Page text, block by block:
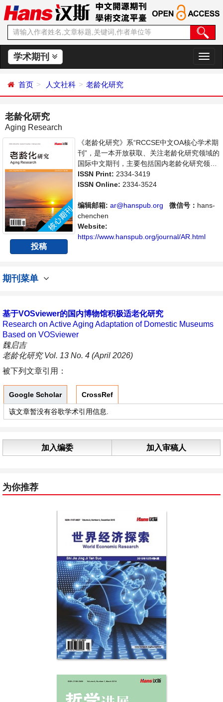
学术期刊
切
换
首页 人文社科 老龄化研究
老龄化研究
Aging Research
投稿
《老龄化研究》系“RCCSE中文OA核心学术期
刊”，是一本开放获取、关注老龄化研究领域的
国际中文期刊，主要包括国内老龄化研究领域
最新成果介绍，学者讨论，某一领域的研究进
展和专业评论等多方面的内容，旨在给世界范
播、分享和讨论老龄化领域内不同方向问题与
发展的交流平台。
ISSN Print: 2334-3419
ISSN Online: 2334-3524
编辑邮箱: ar@hanspub.org 微信号： hans-
chenchen
Website:
https://www.hanspub.org/journal/AR.html
期刊菜单
基于VOSviewer的国内博物馆积极适老化研究
Research on Active Aging Adaptation of Domestic Museums
Based on VOSviewer
魏启吉
老龄化研究 Vol. 13 No. 4 (April 2026)
被下列文章引用：
Google Scholar CrossRef
该文章暂没有谷歌学术引用信息.
加入编委 加入审稿人
为你推荐